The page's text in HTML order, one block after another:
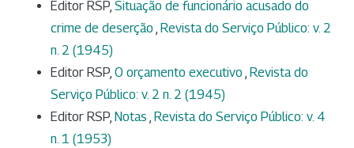
Editor RSP, Situação de funcionário acusado do
crime de deserção , Revista do Serviço Público: v. 2
n. 2 (1945)
Editor RSP, O orçamento executivo , Revista do
Serviço Público: v. 2 n. 2 (1945)
Editor RSP, Notas , Revista do Serviço Público: v. 4
n. 1 (1953)